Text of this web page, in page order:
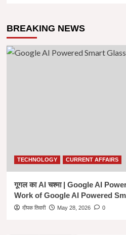
डिसऑर्डर
हैं
|
Hindi
BREAKING NEWS
TECHNOLOGY CURRENT AFFAIRS
गूगल का AI चश्मा | Google AI
Work of Google AI Powered
दीपक तिवारी May 28, 2026 0